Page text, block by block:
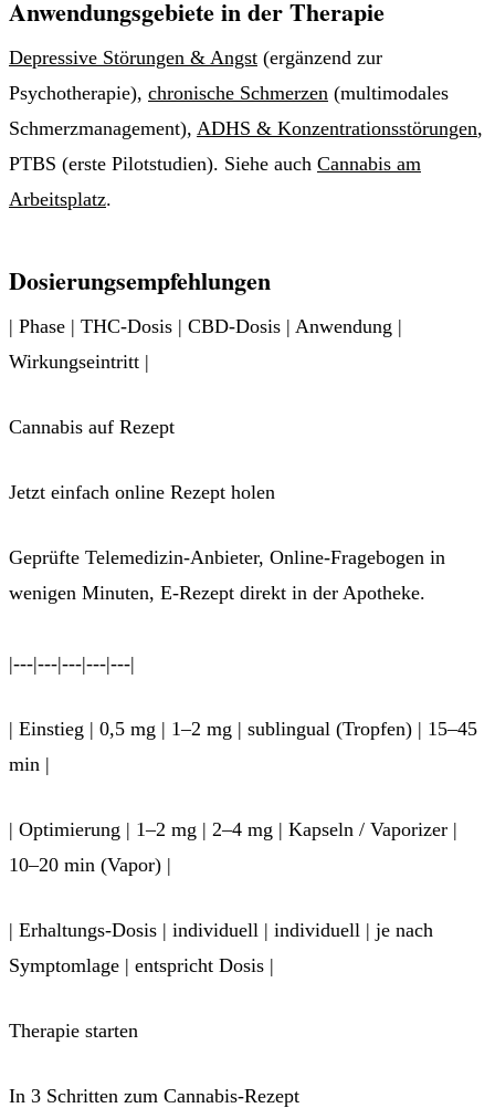
Anwendungsgebiete in der Therapie
Depressive Störungen & Angst (ergänzend zur
Psychotherapie), chronische Schmerzen (multimodales
Schmerzmanagement), ADHS & Konzentrationsstörungen,
PTBS (erste Pilotstudien). Siehe auch Cannabis am
Arbeitsplatz.
Dosierungsempfehlungen
| Phase | THC-Dosis | CBD-Dosis | Anwendung |
Wirkungseintritt |
Cannabis auf Rezept
Jetzt einfach online Rezept holen
Geprüfte Telemedizin-Anbieter, Online-Fragebogen in
wenigen Minuten, E-Rezept direkt in der Apotheke.
|---|---|---|---|---|
| Einstieg | 0,5 mg | 1–2 mg | sublingual (Tropfen) | 15–45
min |
| Optimierung | 1–2 mg | 2–4 mg | Kapseln / Vaporizer |
10–20 min (Vapor) |
| Erhaltungs-Dosis | individuell | individuell | je nach
Symptomlage | entspricht Dosis |
Therapie starten
In 3 Schritten zum Cannabis-Rezept